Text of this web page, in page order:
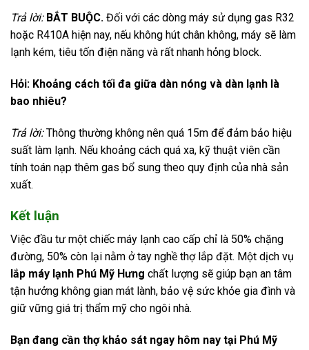
Trả lời: BẮT BUỘC. Đối với các dòng máy sử dụng gas R32
hoặc R410A hiện nay, nếu không hút chân không, máy sẽ làm
lạnh kém, tiêu tốn điện năng và rất nhanh hỏng block.
Hỏi: Khoảng cách tối đa giữa dàn nóng và dàn lạnh là
bao nhiêu?
Trả lời:Thông thường không nên quá 15m để đảm bảo hiệu
suất làm lạnh. Nếu khoảng cách quá xa, kỹ thuật viên cần
tính toán nạp thêm gas bổ sung theo quy định của nhà sản
xuất.
Kết luận
Việc đầu tư một chiếc máy lạnh cao cấp chỉ là 50% chặng
đường, 50% còn lại nằm ở tay nghề thợ lắp đặt. Một dịch vụ
lắp máy lạnh Phú Mỹ Hưng chất lượng sẽ giúp bạn an tâm
tận hưởng không gian mát lành, bảo vệ sức khỏe gia đình và
giữ vững giá trị thẩm mỹ cho ngôi nhà.
Bạn đang cần thợ khảo sát ngay hôm nay tại Phú Mỹ